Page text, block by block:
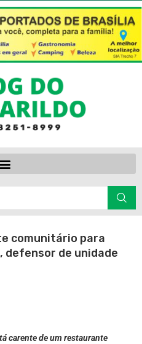
comunitário para
defensor de unidade
carente de um restaurante